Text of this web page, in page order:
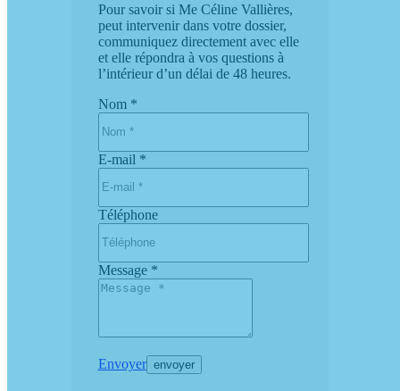
Pour savoir si Me Céline Vallières,
peut intervenir dans votre dossier,
communiquez directement avec elle
et elle répondra à vos questions à
l’intérieur d’un délai de 48 heures.
Nom *
E-mail *
Téléphone
Message *
Envoyer